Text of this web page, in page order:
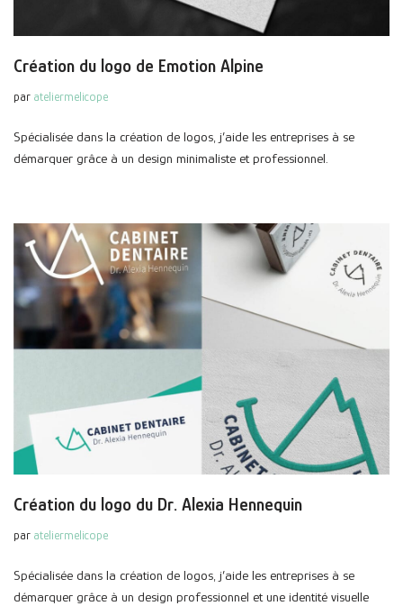
Création du logo de Emotion Alpine
par ateliermelicope
Spécialisée dans la création de logos, j’aide les entreprises à se
démarquer grâce à un design minimaliste et professionnel.
Création du logo du Dr. Alexia Hennequin
par ateliermelicope
Spécialisée dans la création de logos, j’aide les entreprises à se
démarquer grâce à un design professionnel et une identité visuelle